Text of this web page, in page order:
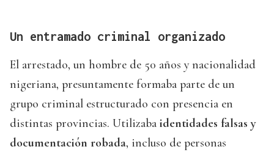
Un entramado criminal organizado
El arrestado, un hombre de 50 años y nacionalidad
nigeriana, presuntamente formaba parte de un
grupo criminal estructurado con presencia en
distintas provincias. Utilizaba identidades falsas y
documentación robada, incluso de personas